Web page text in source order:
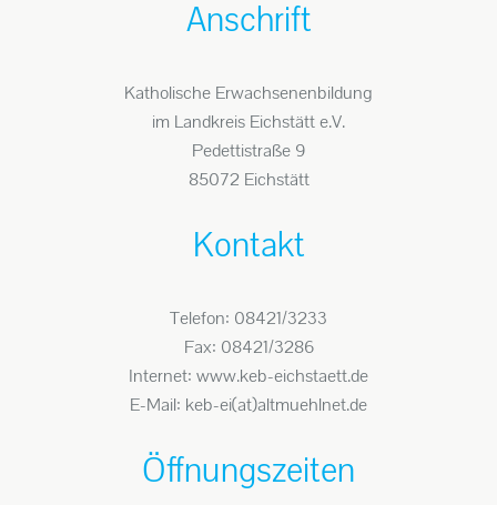
Anschrift
Katholische Erwachsenenbildung
im Landkreis Eichstätt e.V.
Pedettistraße 9
85072 Eichstätt
Kontakt
Telefon: 08421/3233
Fax: 08421/3286
Internet: www.keb-eichstaett.de
E-Mail: keb-ei(at)altmuehlnet.de
Öffnungszeiten